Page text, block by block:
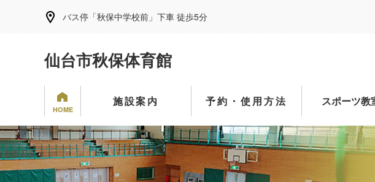
バス停「秋保中学校前」下車 徒歩5分
仙台市秋保体育館
HOME
施設案内 予約・使用方法 スポーツ教